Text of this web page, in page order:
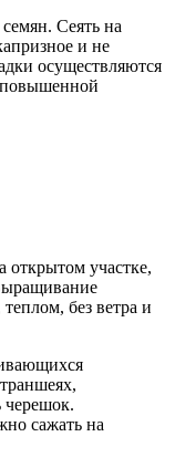
Сеять на
и не
осуществляются
повышенной
открытом участке,
без ветра и
черешок.
сажать на